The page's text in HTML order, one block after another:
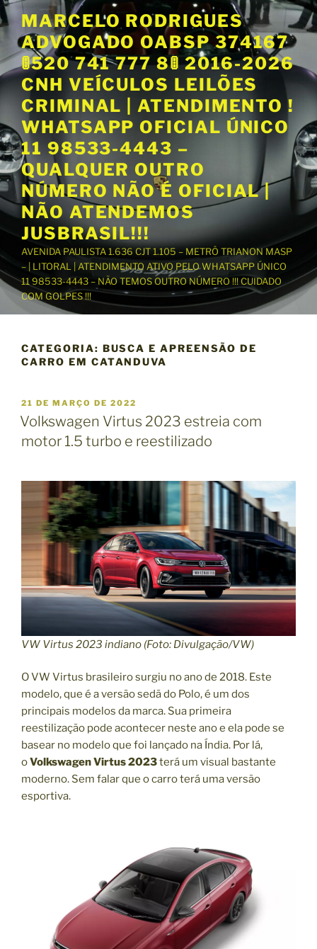
P
u
a
r
r
a
o
c
o
n
t
ú
d
MARCELO RODRIGUES
ADVOGADO OABSP 374167
🚦520 741 777 8🚦 2016-2026
CNH VEÍCULOS LEILÕES
CRIMINAL | ATENDIMENTO !
WHATSAPP OFICIAL ÚNICO
11 98533-4443 –
QUALQUER OUTRO
NÚMERO NÃO É OFICIAL |
NÃO ATENDEMOS
JUSBRASIL!!!
AVENIDA PAULISTA 1.636 CJT 1.105 – METRÔ TRIANON MASP
– | LITORAL | ATENDIMENTO ATIVO PELO WHATSAPP ÚNICO
11 98533-4443 – NÃO TEMOS OUTRO NÚMERO !!! CUIDADO
COM GOLPES !!!
CATEGORIA: BUSCA E APREENSÃO DE
CARRO EM CATANDUVA
P
U
B
L
A
21 DE MARÇO DE 2022
Volkswagen Virtus 2023 estreia com
motor 1.5 turbo e reestilizado
VW Virtus 2023 indiano (Foto: Divulgação/VW)
O VW Virtus brasileiro surgiu no ano de 2018. Este
modelo, que é a versão sedã do Polo, é um dos
principais modelos da marca. Sua primeira
reestilização pode acontecer neste ano e ela pode se
basear no modelo que foi lançado na Índia. Por lá,
oVolkswagen Virtus 2023terá um visual bastante
moderno. Sem falar que o carro terá uma versão
esportiva.